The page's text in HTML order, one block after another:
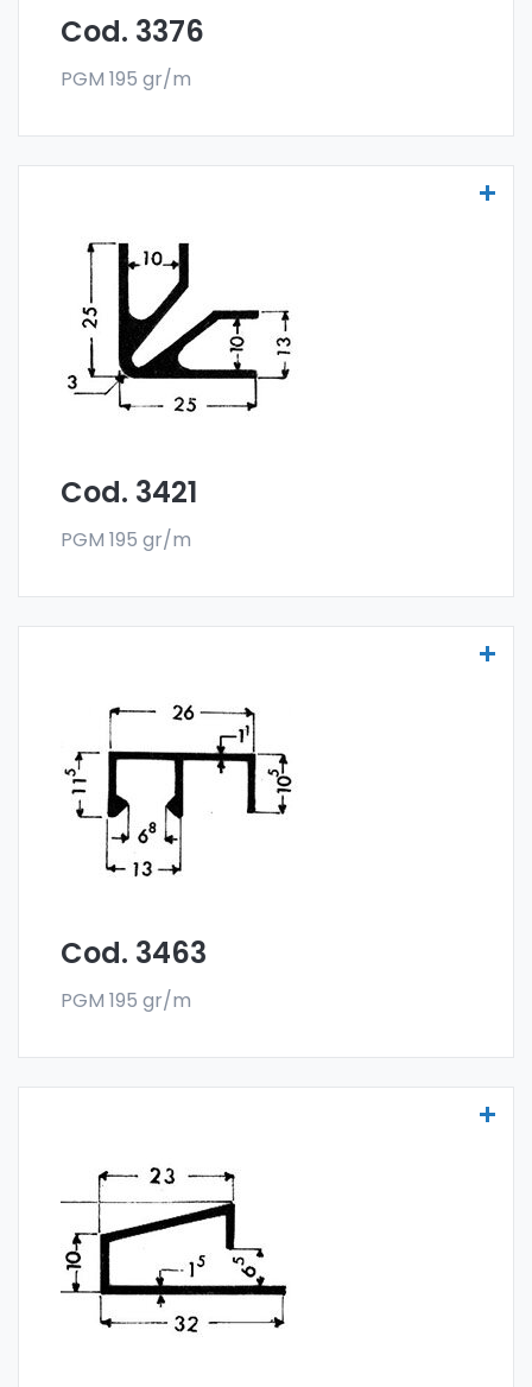
Cod. 3376
PGM 195 gr/m
Cod. 3421
PGM 195 gr/m
Scheibenprofile Art. 3421
Die Scheibenprofile aus Aluminium werden
aus der Sonder-Legierung 6060 gefertigt
und werden im Stangenformat verkauft. Die
Mindestabnahme beträgt 300 kg.
Cod. 3463
PGM 195 gr/m
Scheibenprofile Art. 3463
Die Scheibenprofile aus Aluminium werden
aus der Sonder-Legierung 6060 gefertigt
und werden im Stangenformat verkauft. Die
Mindestabnahme beträgt 300 kg.
Die Scheibenprofile aus Aluminium werden
aus der Sonder-Legierung 6060 gefertigt
und werden im Stangenformat verkauft. Die
Mindestabnahme beträgt 300 kg.